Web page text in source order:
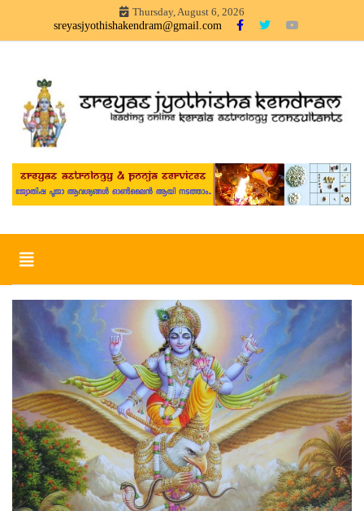
content
Thursday, August 6, 2026
sreyasjyothishakendram@gmail.com
Sreyas Jyothisha Kendram
Sreyas Jyothisha KendramOnline Astrology, Articles in
Malayalam – sreyas jyothisha kendram
Toggle